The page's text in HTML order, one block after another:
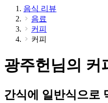
음식 리뷰
음료
커피
커피
광주헌님의 커
간식에 일반식으로